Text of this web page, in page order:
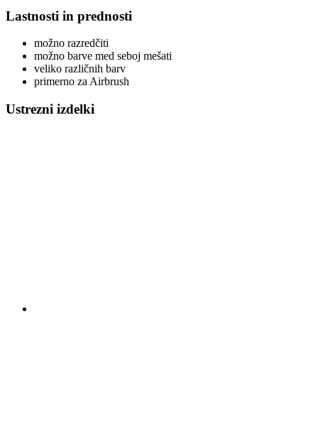
Lastnosti in prednosti
možno razredčiti
možno barve med seboj mešati
veliko različnih barv
primerno za Airbrush
Ustrezni izdelki